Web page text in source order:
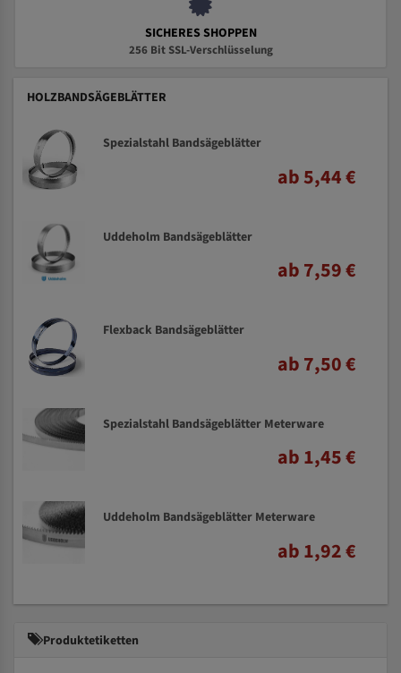
SICHERES SHOPPEN
256 Bit SSL-Verschlüsselung
HOLZBANDSÄGEBLÄTTER
Spezialstahl Bandsägeblätter
ab 5,44 €
Uddeholm Bandsägeblätter
ab 7,59 €
Flexback Bandsägeblätter
ab 7,50 €
Spezialstahl Bandsägeblätter Meterware
ab 1,45 €
Uddeholm Bandsägeblätter Meterware
ab 1,92 €
Produktetiketten